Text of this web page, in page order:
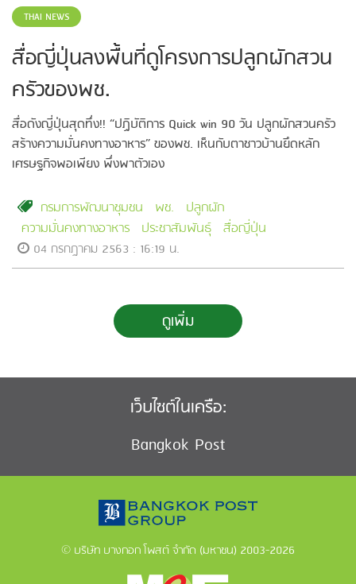
THAI NEWS
สื่อญี่ปุ่นลงพื้นที่ดูโครงการปลูกผักสวน
ครัวของพช.
สื่อดังญี่ปุ่นสุดทึ่ง!! “ปฏิบัติการ Quick win 90 วัน ปลูกผักสวนครัว
สร้างความมั่นคงทางอาหาร” ของพช. เห็นกับตาชาวบ้านยึดหลัก
เศรษฐกิจพอเพียง พึ่งพาตัวเอง
กรมการพัฒนาชุมชน พช.
ปลูกผัก
ความมั่นคงทางอาหาร
ประชาสัมพันธุ์ สื่อญี่ปุ่น
04 กรกฎาคม 2563 : 16:19 น.
ดูเพิ่ม
เว็บไซต์ในเครือ:
Bangkok Post
© บริษัท บางกอก โพสต์ จำกัด (มหาชน) 2003-2026